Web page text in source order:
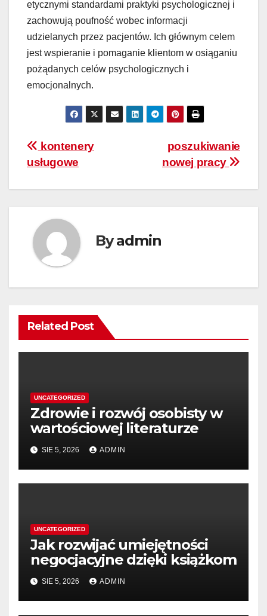
etycznymi standardami praktyki psychologicznej i
zachowują poufność wobec informacji
udzielanych przez pacjentów. Ich głównym celem
jest wspieranie i pomaganie klientom w osiąganiu
pożądanych celów psychologicznych i
emocjonalnych.
Nawigacja
wpisu
poszukiwanie
nowej pracy
kontenery
usługowe
Byadmin
Related Post
UNCATEGORIZED
Zdrowie i rozwój osobisty w
wartościowej literaturze
SIE 5, 2026 ADMIN
UNCATEGORIZED
Jak rozwijać umiejętności
negocjacyjne dzięki książkom
SIE 5, 2026 ADMIN